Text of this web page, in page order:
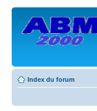
Index du forum